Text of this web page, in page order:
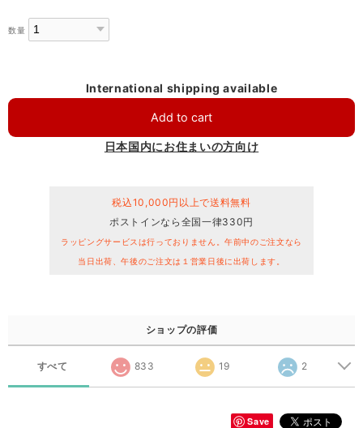
数量
International shipping available
Add to cart
日本国内にお住まいの方向け
税込10,000円以上で送料無料
ポストインなら全国一律330円
ラッピングサービスは行っておりません。午前中のご注文なら
当日出荷、午後のご注文は１営業日後に出荷します。
ショップの評価
すべて 833 19 2
Save